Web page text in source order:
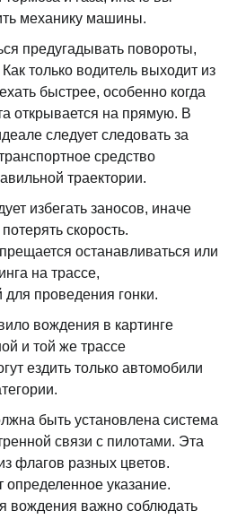
механику машины.
предугадывать повороты,
только водитель выходит из
быстрее, особенно когда
открывается на прямую. В
следует следовать за
средство
траектории.
избегать заносов, иначе
скорость.
останавливаться или
на трассе,
для проведения гонки.
вождения в картинге
и той же трассе
ездить только автомобили
быть установлена система
связи с пилотами. Эта
флагов разных цветов.
определенное указание.
вождения важно соблюдать